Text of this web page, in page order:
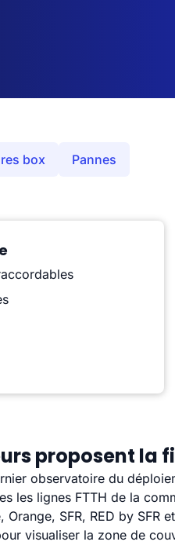
box Pannes
proposent la
observatoire du
les lignes FTTH de la
Orange, SFR, RED by
visualiser la zone de